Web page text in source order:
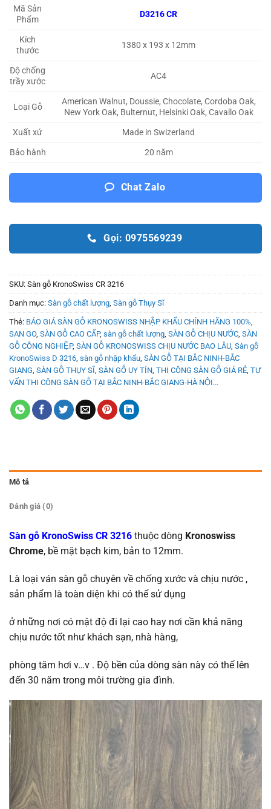
Mã Sản
Phẩm
D3216 CR
Kích
thước
1380 x 193 x 12mm
Độ chống
trầy xước
AC4
Loại Gỗ
American Walnut, Doussie, Chocolate, Cordoba Oak,
New York Oak, Bulternut, Helsinki Oak, Cavallo Oak
Xuất xứ
Made in Swizerland
Bảo hành
20 năm
Chat Zalo
Gọi: 0975569239
SKU: Sàn gỗ KronoSwiss CR 3216
Danh mục: Sàn gỗ chất lượng, Sàn gỗ Thụy Sĩ
Thẻ: BÁO GIÁ SÀN GỖ KRONOSWISS NHẬP KHẨU CHÍNH HÃNG 100%,
SAN GO, SÀN GỖ CAO CẤP, sàn gỗ chất lượng, SÀN GỖ CHỊU NƯỚC, SÀN
GỖ CÔNG NGHIỆP, SÀN GỖ KRONOSWISS CHỊU NƯỚC BAO LÂU, Sàn gỗ
KronoSwiss D 3216, sàn gỗ nhập khẩu, SÀN GỖ TẠI BẮC NINH-BẮC
GIANG, SÀN GỖ THỤY SĨ, SÀN GỖ UY TÍN, THI CÔNG SÀN GỖ GIÁ RẺ, TƯ
VẤN THI CÔNG SÀN GỖ TẠI BẮC NINH-BẮC GIANG-HÀ NỘI...
Mô tả
Đánh giá (0)
Sàn gỗ KronoSwiss CR 3216 thuộc dòng Kronoswiss
Chrome, bề mặt bạch kim, bản to 12mm.
Là loại ván sàn gỗ chuyên về chống xước và chịu nước ,
sản phẩm là toàn diện khi có thể sử dụng
ở những nơi có mật độ đi lại cao hay nơi cần khả năng
chịu nước tốt như khách sạn, nhà hàng,
phòng tăm hơi v…v . Độ bền của dòng sàn này có thể lên
đến 30 năm trong môi trường gia đình.